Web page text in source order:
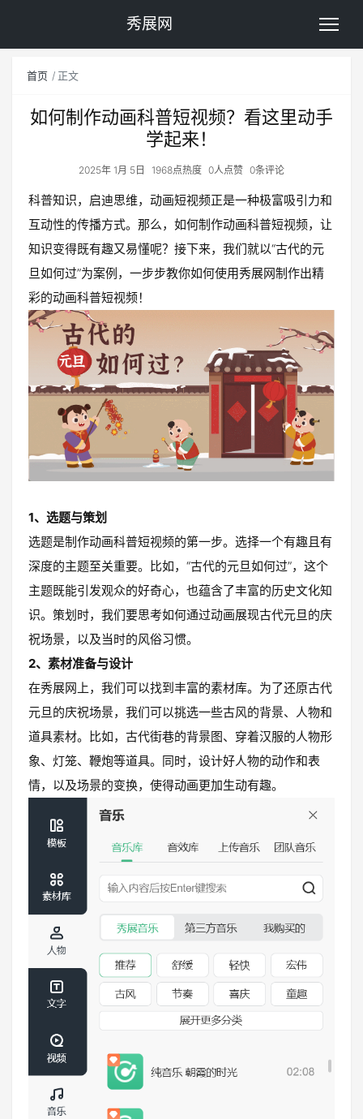
秀展网
首页 正文
如何制作动画科普短视频？看这里动手
学起来！
2025年 1月 5日 1968点热度 0人点赞 0条评论
科普知识，启迪思维，动画短视频正是一种极富吸引力和
互动性的传播方式。那么，如何制作动画科普短视频，让
知识变得既有趣又易懂呢？接下来，我们就以“古代的元
旦如何过”为案例，一步步教你如何使用秀展网制作出精
彩的动画科普短视频！
1、选题与策划
选题是制作动画科普短视频的第一步。选择一个有趣且有
深度的主题至关重要。比如，“古代的元旦如何过”，这个
主题既能引发观众的好奇心，也蕴含了丰富的历史文化知
识。策划时，我们要思考如何通过动画展现古代元旦的庆
祝场景，以及当时的风俗习惯。
2、素材准备与设计
在秀展网上，我们可以找到丰富的素材库。为了还原古代
元旦的庆祝场景，我们可以挑选一些古风的背景、人物和
道具素材。比如，古代街巷的背景图、穿着汉服的人物形
象、灯笼、鞭炮等道具。同时，设计好人物的动作和表
情，以及场景的变换，使得动画更加生动有趣。